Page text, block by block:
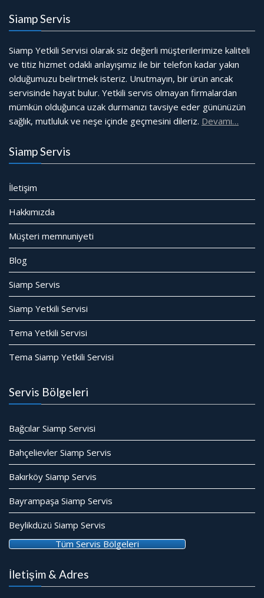
Siamp Servis
Siamp Yetkili Servisi olarak siz değerli müşterilerimize kaliteli
ve titiz hizmet odaklı anlayışımız ile bir telefon kadar yakın
olduğumuzu belirtmek isteriz. Unutmayın, bir ürün ancak
servisinde hayat bulur. Yetkili servis olmayan firmalardan
mümkün olduğunca uzak durmanızı tavsiye eder gününüzün
sağlık, mutluluk ve neşe içinde geçmesini dileriz. Devamı…
Siamp Servis
İletişim
Hakkımızda
Müşteri memnuniyeti
Blog
Siamp Servis
Siamp Yetkili Servisi
Tema Yetkili Servisi
Tema Siamp Yetkili Servisi
Servis Bölgeleri
Bağcılar Siamp Servisi
Bahçelievler Siamp Servis
Bakırköy Siamp Servis
Bayrampaşa Siamp Servis
Beylikdüzü Siamp Servis
Tüm Servis Bölgeleri
İletişim & Adres